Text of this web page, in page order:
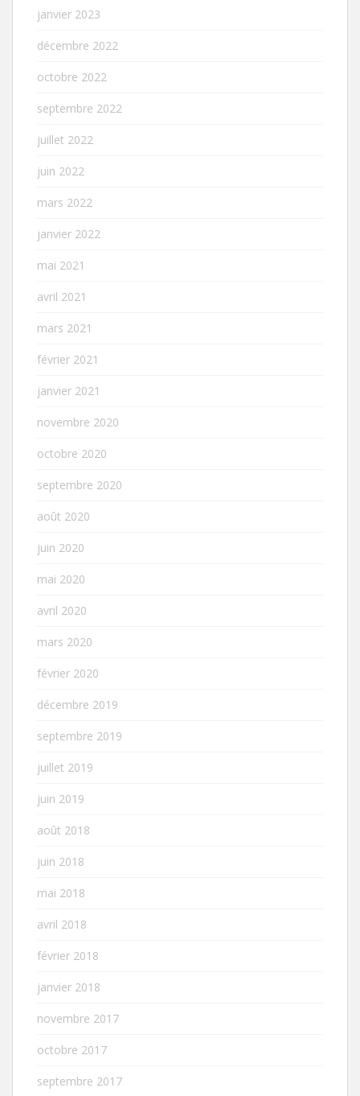
janvier 2023
décembre 2022
octobre 2022
septembre 2022
juillet 2022
juin 2022
mars 2022
janvier 2022
mai 2021
avril 2021
mars 2021
février 2021
janvier 2021
novembre 2020
octobre 2020
septembre 2020
août 2020
juin 2020
mai 2020
avril 2020
mars 2020
février 2020
décembre 2019
septembre 2019
juillet 2019
juin 2019
août 2018
juin 2018
mai 2018
avril 2018
février 2018
janvier 2018
novembre 2017
octobre 2017
septembre 2017